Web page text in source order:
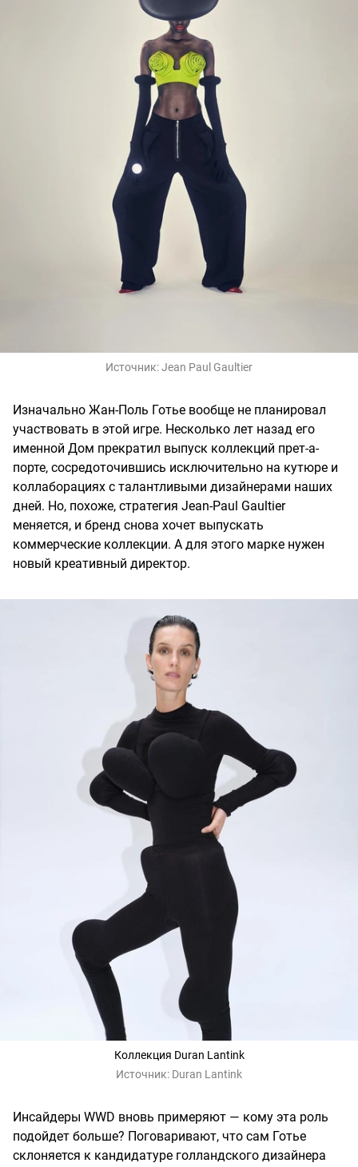
Источник:Jean Paul Gaultier
Изначально Жан-Поль Готье вообще не планировал
участвовать в этой игре. Несколько лет назад его
именной Дом прекратил выпуск коллекций прет-а-
порте, сосредоточившись исключительно на кутюре и
коллаборациях с талантливыми дизайнерами наших
дней. Но, похоже, стратегия Jean-Paul Gaultier
меняется, и бренд снова хочет выпускать
коммерческие коллекции. А для этого марке нужен
новый креативный директор.
Коллекция Duran Lantink
Источник: Duran Lantink
Инсайдеры WWD вновь примеряют — кому эта роль
подойдет больше? Поговаривают, что сам Готье
склоняется к кандидатуре голландского дизайнера